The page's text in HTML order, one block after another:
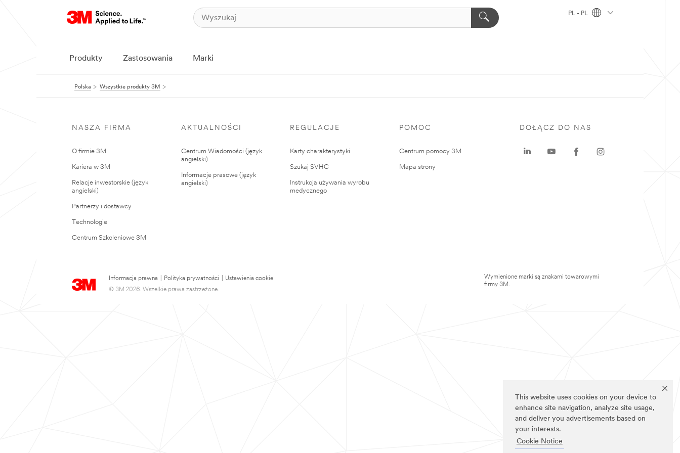
This website uses cookies on your device to
enhance site navigation, analyze site usage,
and deliver you advertisements based on
your interests.
Cookie Notice
PL - PL
Produkty Zastosowania Marki
Polska Wszystkie produkty 3M
NASZA FIRMA
O firmie 3M
Kariera w 3M
Relacje inwestorskie (język
angielski)
Partnerzy i dostawcy
Technologie
Centrum Szkoleniowe 3M
AKTUALNOŚCI
Centrum Wiadomości (język
angielski)
Informacje prasowe (język
angielski)
REGULACJE
Karty charakterystyki
Szukaj SVHC
Instrukcja używania wyrobu
medycznego
POMOC
Centrum pomocy 3M
Mapa strony
Informacja prawna Polityka prywatności
Ustawienia cookie
© 3M 2026. Wszelkie prawa zastrzeżone.
DOŁĄCZ DO NAS
Wymienione marki są znakami towarowymi
firmy 3M.